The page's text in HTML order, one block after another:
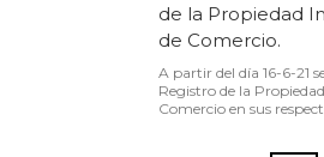
de la Propiedad
de Comercio.
A partir del día 16-6-21
Registro de la
Comercio en sus